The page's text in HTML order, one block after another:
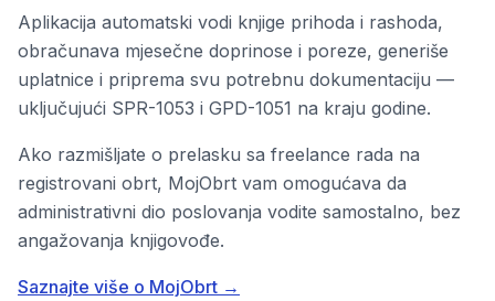
Aplikacija automatski vodi knjige prihoda i rashoda,
obračunava mjesečne doprinose i poreze, generiše
uplatnice i priprema svu potrebnu dokumentaciju —
uključujući SPR-1053 i GPD-1051 na kraju godine.
Ako razmišljate o prelasku sa freelance rada na
registrovani obrt, MojObrt vam omogućava da
administrativni dio poslovanja vodite samostalno, bez
angažovanja knjigovođe.
Saznajte više o MojObrt →